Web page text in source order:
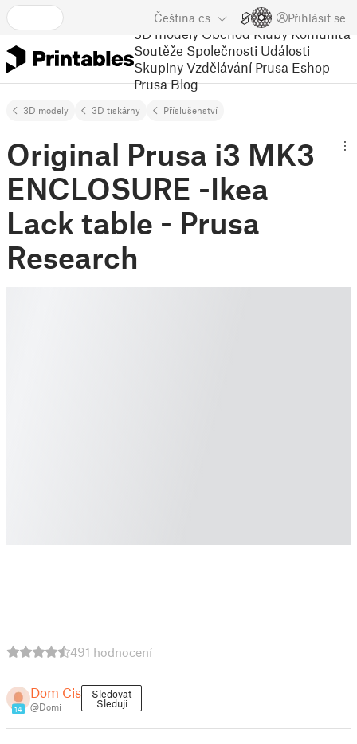
Čeština cs Přihlásit se
3D modely Obchod Kluby Komunita
Soutěže Společnosti Události
Skupiny Vzdělávání Prusa Eshop
Prusa Blog
3D modely 3D tiskárny Příslušenství
Original Prusa i3 MK3
ENCLOSURE -Ikea
Lack table - Prusa
Research
491 hodnocení
14
Dom Cis
@Domi
Sledovat
Sleduji